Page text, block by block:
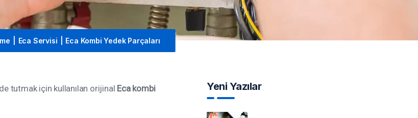
Eca Servisi Eca Kombi Yedek Parçaları
tutmak için kullanılan orijinal Eca kombi
Yeni Yazılar